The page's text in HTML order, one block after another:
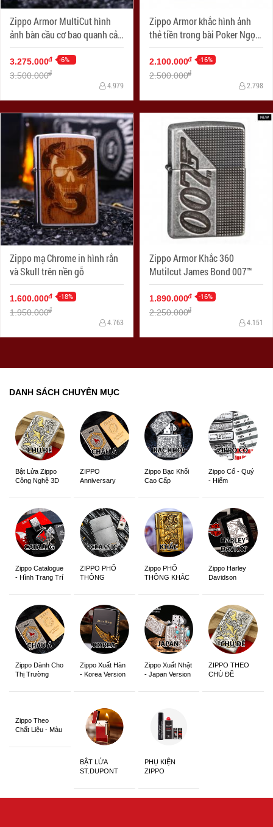
Zippo Armor MultiCut hình
ảnh bàn cầu cơ bao quanh cả
4 mặt
3.275.000đ -6%
3.500.000đ
4.979
Zippo Armor khắc hình ảnh
thẻ tiền trong bài Poker Ngọn
lửa đỏ
2.100.000đ -16%
2.500.000đ
2.798
Zippo mạ Chrome in hình rắn
và Skull trên nền gỗ
1.600.000đ -18%
1.950.000đ
4.763
Zippo Armor Khắc 360
Mutilcut James Bond 007™
1.890.000đ -16%
2.250.000đ
4.151
DANH SÁCH CHUYÊN MỤC
Bật Lửa Zippo
Công Nghệ 3D
ZIPPO
Anniversary
Zippo Bạc Khối
Cao Cấp
Zippo Cổ - Quý
- Hiếm
Zippo Catalogue
- Hình Trang Trí
ZIPPO PHỔ
THÔNG
Zippo PHỔ
THÔNG KHẮC
Zippo Harley
Davidson
Zippo Dành Cho
Thị Trường
Zippo Xuất Hàn
- Korea Version
Zippo Xuất Nhật
- Japan Version
ZIPPO THEO
CHỦ ĐỀ
Zippo Theo
Chất Liệu - Màu
BẬT LỬA
ST.DUPONT
PHỤ KIỆN
ZIPPO